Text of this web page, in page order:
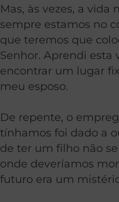
Mas, às vezes, a vida
sempre estamos no
que teremos que
Senhor. Aprendi esta
encontrar um lugar
meu esposo.
De repente, o
tínhamos foi dado a
de ter um filho não
onde deveríamos
futuro era um